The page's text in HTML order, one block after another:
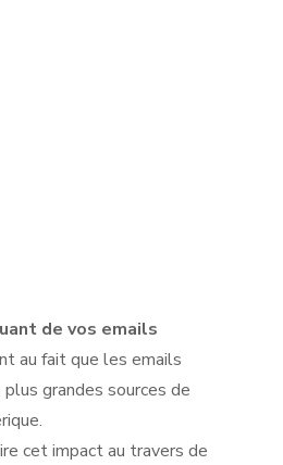
de vos emails
au fait que les emails
grandes sources de
cet impact au travers de